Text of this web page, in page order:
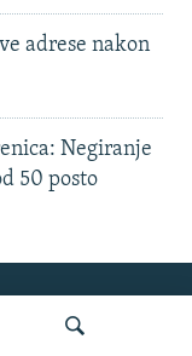
adrese nakon
Negiranje
50 posto